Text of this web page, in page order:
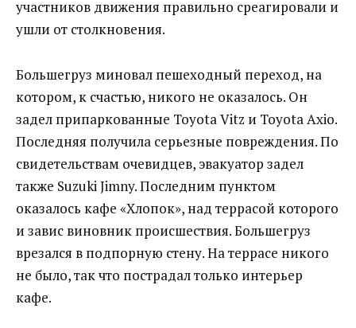
участников движения правильно среагировали и
ушли от столкновения.
Большегруз миновал пешеходный переход, на
котором, к счастью, никого не оказалось. Он
задел припаркованные Toyota Vitz и Toyota Axio.
Последняя получила серьезные повреждения. По
свидетельствам очевидцев, эвакуатор задел
также Suzuki Jimny. Последним пунктом
оказалось кафе «Хлопок», над террасой которого
и завис виновник происшествия. Большегруз
врезался в подпорную стену. На террасе никого
не было, так что пострадал только интерьер
кафе.